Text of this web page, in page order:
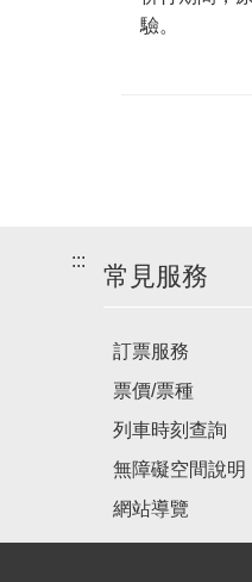
驗。
:::
常見服務
訂票服務
票價/票種
列車時刻查詢
無障礙空間說明
網站導覽